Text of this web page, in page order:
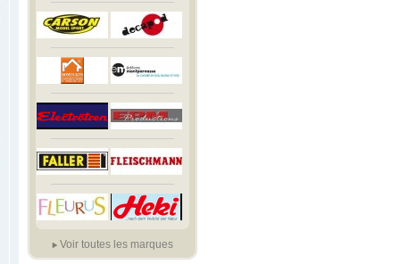
Voir toutes les marques